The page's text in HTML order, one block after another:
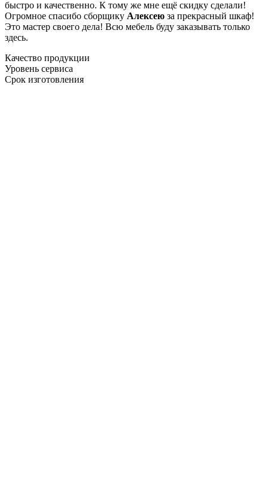
быстро и качественно. К тому же мне ещё скидку сделали!
Огромное спасибо сборщику Алексею за прекрасный шкаф!
Это мастер своего дела! Всю мебель буду заказывать только
здесь.
Качество продукции
Уровень сервиса
Срок изготовления